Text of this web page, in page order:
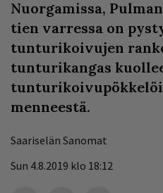
Nuorgamissa,
tien varressa on
tunturikoivujen
tunturikangas
menneestä.
Saariselän Sanomat
Sun 4.8.2019 klo 18:12